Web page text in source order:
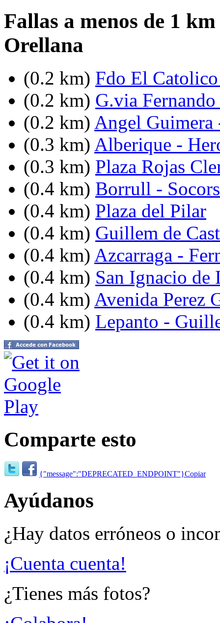
Fallas a menos de 1
Orellana
(0.2 km) Fdo El
(0.2 km) G.via
(0.2 km) Angel Guimera
(0.3 km) Alberique -
(0.3 km) Plaza Rojas
(0.4 km) Borrull - Socors
(0.4 km) Plaza del Pilar
(0.4 km) Guillem de
(0.4 km) Azcarraga -
(0.4 km) San Ignacio de
(0.4 km) Avenida Perez
(0.4 km) Lepanto -
Comparte esto
{"message":"DEPRECATED_ENDPOINT"}Copiar
Ayúdanos
¿Hay datos erróneos o
¡Cuenta cuenta!
¿Tienes más fotos?